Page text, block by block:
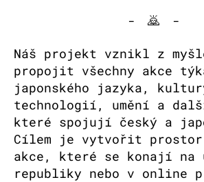
- 🙇 -
Náš projekt vznikl z
propojit všechny akce
japonského jazyka,
technologií, umění a
které spojují český a
Cílem je vytvořit prostor
akce, které se konají na
republiky nebo v online